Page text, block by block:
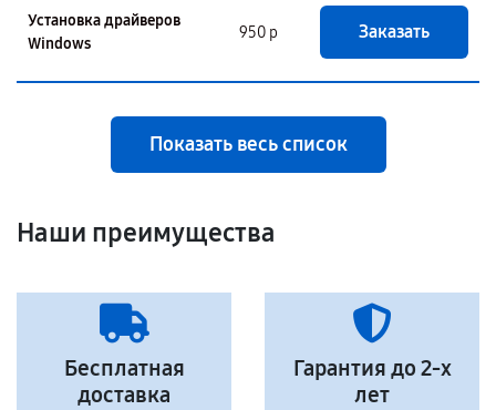
Установка драйверов
Windows
950 р Заказать
Показать весь список
Наши преимущества
Бесплатная
доставка
Гарантия до 2-х
лет